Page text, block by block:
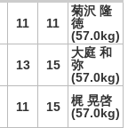
11 11
菊沢 隆
徳
(57.0kg)
13 15
大庭 和
弥
(57.0kg)
11 15
梶 晃啓
(57.0kg)